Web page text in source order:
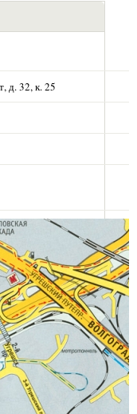
д. 32, к. 25